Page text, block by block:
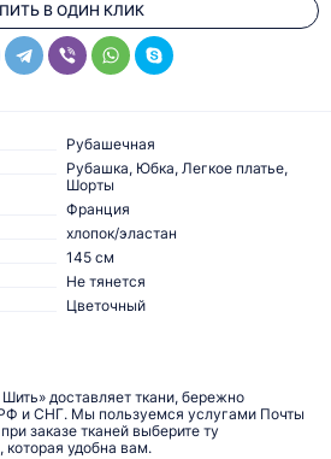
В ОДИН КЛИК
Рубашечная
Рубашка, Юбка, Легкое платье,
Шорты
Франция
хлопок/эластан
145 см
Не тянется
Цветочный
доставляет ткани, бережно
и СНГ. Мы пользуемся услугами Почты
заказе тканей выберите ту
удобна вам.